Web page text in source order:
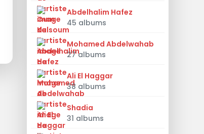
Abdelhalim Hafez
45 albums
Mohamed Abdelwahab
27 albums
Ali El Haggar
38 albums
Shadia
31 albums